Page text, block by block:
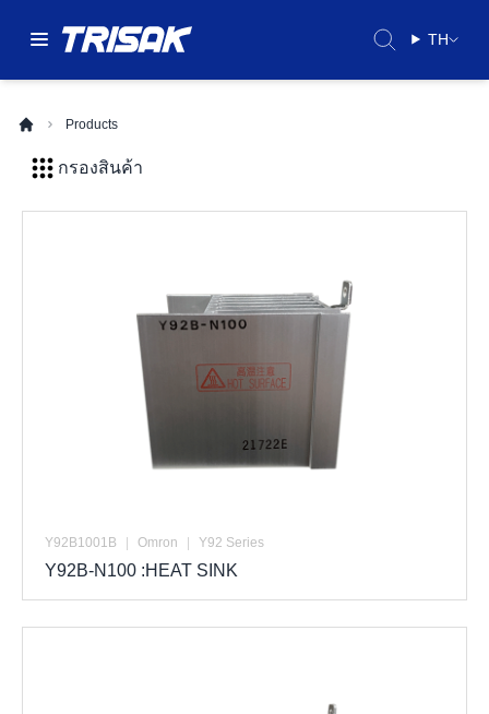
TH
Products
กรองสินค้า
Y92B1001B Omron Y92 Series
Y92B-N100 :HEAT SINK